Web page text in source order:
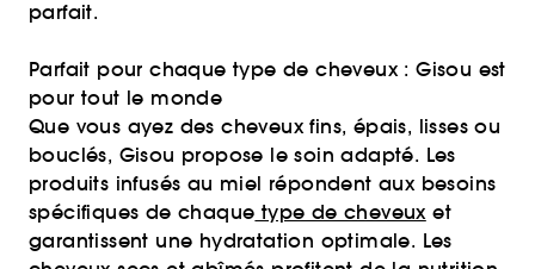
parfait.
Parfait pour chaque type de cheveux : Gisou est
pour tout le monde
Que vous ayez des cheveux fins, épais, lisses ou
bouclés, Gisou propose le soin adapté. Les
produits infusés au miel répondent aux besoins
spécifiques de chaque type de cheveuxet
garantissent une hydratation optimale. Les